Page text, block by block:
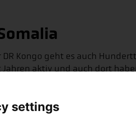
Kongo geht es auch
aktiv und auch dort
settings